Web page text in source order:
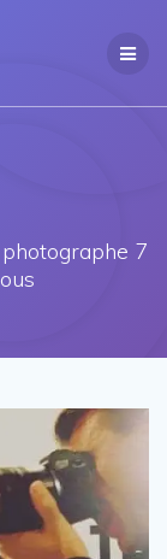
7